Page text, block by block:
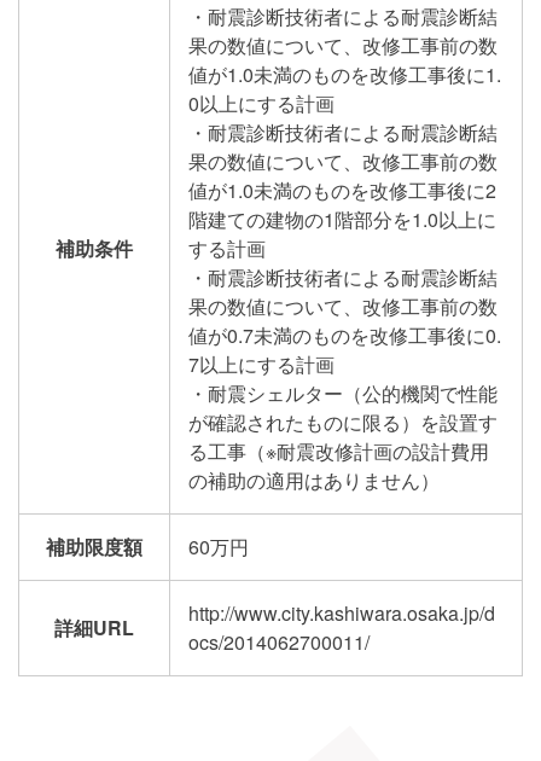
補助条件
・耐震診断技術者による耐震診断結
果の数値について、改修工事前の数
値が1.0未満のものを改修工事後に1.
0以上にする計画
・耐震診断技術者による耐震診断結
果の数値について、改修工事前の数
値が1.0未満のものを改修工事後に2
階建ての建物の1階部分を1.0以上に
する計画
・耐震診断技術者による耐震診断結
果の数値について、改修工事前の数
値が0.7未満のものを改修工事後に0.
7以上にする計画
・耐震シェルター（公的機関で性能
が確認されたものに限る）を設置す
る工事（※耐震改修計画の設計費用
の補助の適用はありません）
補助限度額 60万円
詳細URL
http://www.city.kashiwara.osaka.jp/d
ocs/2014062700011/